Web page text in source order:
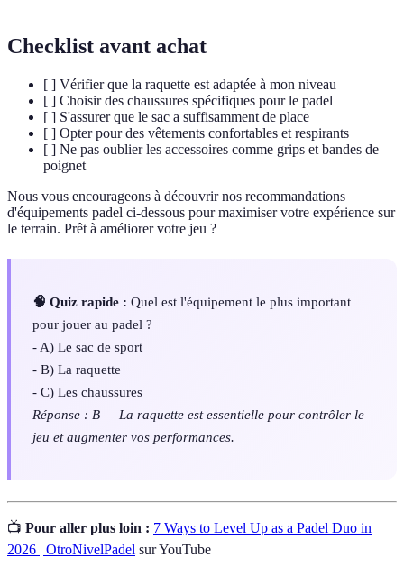
Checklist avant achat
[ ] Vérifier que la raquette est adaptée à mon niveau
[ ] Choisir des chaussures spécifiques pour le padel
[ ] S'assurer que le sac a suffisamment de place
[ ] Opter pour des vêtements confortables et respirants
[ ] Ne pas oublier les accessoires comme grips et bandes de
poignet
Nous vous encourageons à découvrir nos recommandations
d'équipements padel ci-dessous pour maximiser votre expérience sur
le terrain. Prêt à améliorer votre jeu ?
🧠 Quiz rapide : Quel est l'équipement le plus important
pour jouer au padel ?
- A) Le sac de sport
- B) La raquette
- C) Les chaussures
Réponse : B — La raquette est essentielle pour contrôler le
jeu et augmenter vos performances.
📺 Pour aller plus loin : 7 Ways to Level Up as a Padel Duo in
2026 | OtroNivelPadel sur YouTube